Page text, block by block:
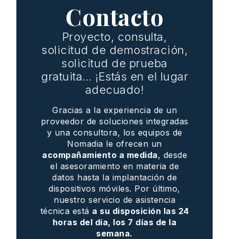
Contacto
Proyecto, consulta,
solicitud de demostración,
solicitud de prueba
gratuita… ¡Estás en el lugar
adecuado!
Gracias a la experiencia de un
proveedor de soluciones integradas
y una consultora, los equipos de
Nomadia le ofrecen un
acompañamiento a medida, desde
el asesoramiento en materia de
datos hasta la implantación de
dispositivos móviles. Por último,
nuestro servicio de asistencia
técnica está a su disposición las 24
horas del día, los 7 días de la
semana.